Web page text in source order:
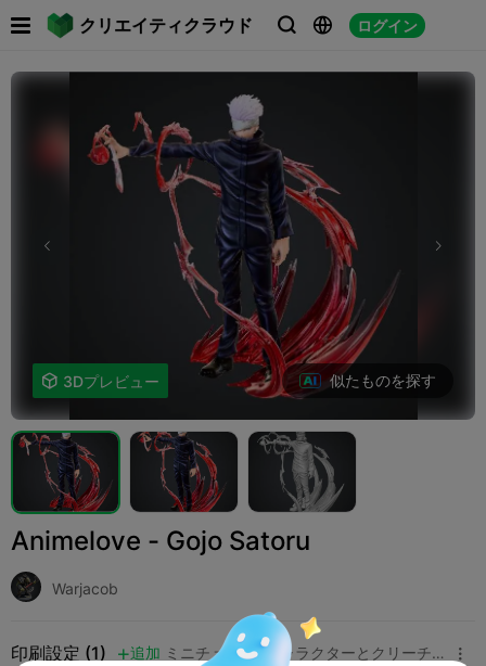
クリエイティクラウド   ログイン
 
 3Dプレビュー 似たものを探す
Animelove - Gojo Satoru
Warjacob
印刷設定 (1) 追加 ミニチュア  キャラクターとクリーチャー 